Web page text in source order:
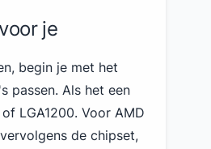
je
begin je met het
passen. Als het een
of LGA1200. Voor AMD
de chipset,